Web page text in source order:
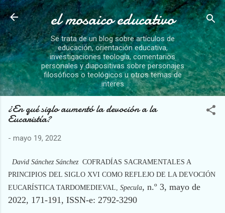
Ir al contenido principal
el mosaico educativo
Se trata de un blog sobre artículos de
educación, orientación educativa,
investigaciones teología, comentarios
personales y diapositivas sobre personajes
filosóficos o teológicos u otros temas de
interes
¿En qué siglo aumentó la devoción a la
Eucaristía?
- mayo 19, 2022
David Sánchez Sánchez COFRADÍAS SACRAMENTALES A
PRINCIPIOS DEL SIGLO XVI COMO REFLEJO DE LA DEVOCIÓN
EUCARÍSTICA TARDOMEDIEVAL, Specula, n.º 3, mayo de
2022, 171-191, ISSN-e: 2792-3290